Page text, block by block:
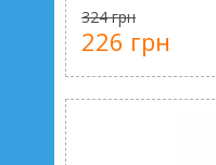
324 грн
226 грн